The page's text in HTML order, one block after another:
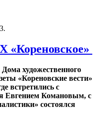
.
«Кореновское»
художественного
«Кореновские вести»
встретились с
Евгением Комановым, с
состоялся